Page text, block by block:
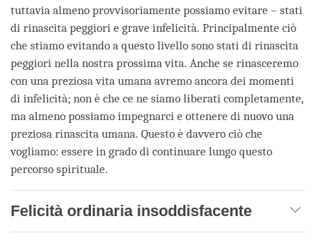
tuttavia almeno provvisoriamente possiamo evitare – stati
di rinascita peggiori e grave infelicità. Principalmente ciò
che stiamo evitando a questo livello sono stati di rinascita
peggiori nella nostra prossima vita. Anche se rinasceremo
con una preziosa vita umana avremo ancora dei momenti
di infelicità; non è che ce ne siamo liberati completamente,
ma almeno possiamo impegnarci e ottenere di nuovo una
preziosa rinascita umana. Questo è davvero ciò che
vogliamo: essere in grado di continuare lungo questo
percorso spirituale.
Felicità ordinaria insoddisfacente